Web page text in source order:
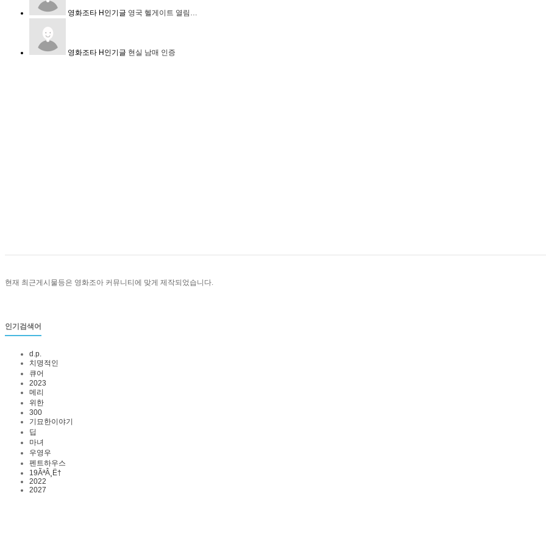
영화조타 H 인기글 영국 헬게이트 열림…
영화조타 H 인기글 현실 남매 인증
현재 최근게시물등은 영화조아 커뮤니티에 맞게 제작되었습니다.
인기검색어
d.p.
치명적인
큐어
2023
메리
위한
300
기묘한이야기
딥
마녀
우영우
펜트하우스
19ÃªÂ¸Ë†
2022
2027